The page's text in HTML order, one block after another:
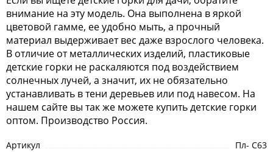
внимание на эту модель. Она выполнена в яркой
цветовой гамме, ее удобно мыть, а прочный
материал выдерживает вес даже взрослого человека.
В отличие от металлических изделий, пластиковые
детские горки не раскаляются под воздействием
солнечных лучей, а значит, их не обязательно
устанавливать в тени деревьев или под навесом. На
нашем сайте вы так же можете купить детские горки
оптом. Производство Россия.
Артикул Пл- С63